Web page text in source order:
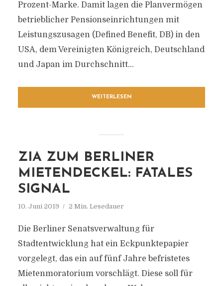
Prozent-Marke. Damit lagen die Planvermögen
betrieblicher Pensionseinrichtungen mit
Leistungszusagen (Defined Benefit, DB) in den
USA, dem Vereinigten Königreich, Deutschland
und Japan im Durchschnitt...
WEITERLESEN
ZIA ZUM BERLINER
MIETENDECKEL: FATALES
SIGNAL
10. Juni 2019 2 Min. Lesedauer
Die Berliner Senatsverwaltung für
Stadtentwicklung hat ein Eckpunktepapier
vorgelegt, das ein auf fünf Jahre befristetes
Mietenmoratorium vorschlägt. Diese soll für